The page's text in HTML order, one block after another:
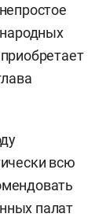
всю
палат